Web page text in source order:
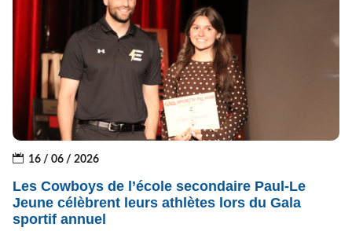
16 / 06 / 2026
Les Cowboys de l’école secondaire Paul-Le
Jeune célèbrent leurs athlètes lors du Gala
sportif annuel